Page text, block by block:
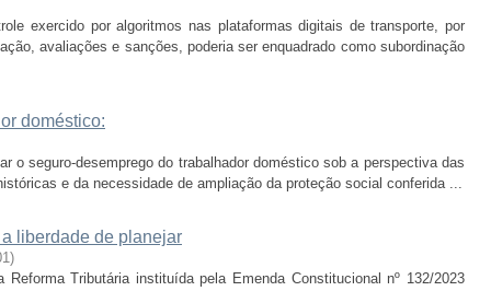
exercido por algoritmos nas plataformas digitais de transporte, por
avaliações e sanções, poderia ser enquadrado como subordinação
doméstico:
o seguro-desemprego do trabalhador doméstico sob a perspectiva das
e da necessidade de ampliação da proteção social conferida ...
liberdade de planejar
)
Tributária instituída pela Emenda Constitucional nº 132/2023